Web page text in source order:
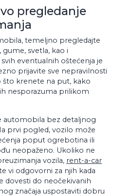
pregledanje
temeljno pregledajte
gume, svetla, kao i
eventualnih oštećenja je
prijavite sve nepravilnosti
što krenete na put, kako
nesporazuma prilikom
automobila bez detaljnog
prvi pogled, vozilo može
poput ogrebotina ili
neopaženo. Ukoliko ne
vozila, rent-a-car
vi odgovorni za njih kada
dovesti do neočekivanih
značaja uspostaviti dobru